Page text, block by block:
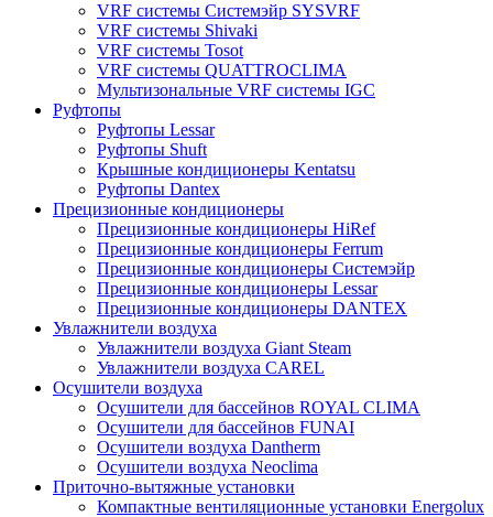
VRF системы Системэйр SYSVRF
VRF системы Shivaki
VRF системы Tosot
VRF системы QUATTROCLIMA
Мультизональные VRF системы IGC
Руфтопы
Руфтопы Lessar
Руфтопы Shuft
Крышные кондиционеры Kentatsu
Руфтопы Dantex
Прецизионные кондиционеры
Прецизионные кондиционеры HiRef
Прецизионные кондиционеры Ferrum
Прецизионные кондиционеры Системэйр
Прецизионные кондиционеры Lessar
Прецизионные кондиционеры DANTEX
Увлажнители воздуха
Увлажнители воздуха Giant Steam
Увлажнители воздуха CAREL
Осушители воздуха
Осушители для бассейнов ROYAL CLIMA
Осушители для бассейнов FUNAI
Осушители воздуха Dantherm
Осушители воздуха Neoclima
Приточно-вытяжные установки
Компактные вентиляционные установки Energolux